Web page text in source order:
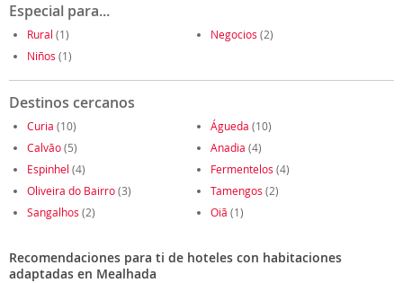
Especial para...
Rural (1) Negocios (2)
Niños (1)
Destinos cercanos
Curia (10) Águeda (10)
Calvão(5) Anadia (4)
Espinhel (4) Fermentelos (4)
Oliveira do Bairro(3) Tamengos (2)
Sangalhos (2) Oiã (1)
Recomendaciones para ti de hoteles con habitaciones
adaptadas en Mealhada